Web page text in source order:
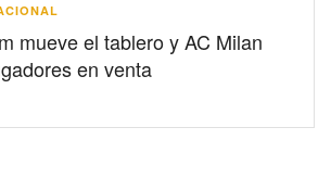
mueve el tablero y AC Milan
en venta